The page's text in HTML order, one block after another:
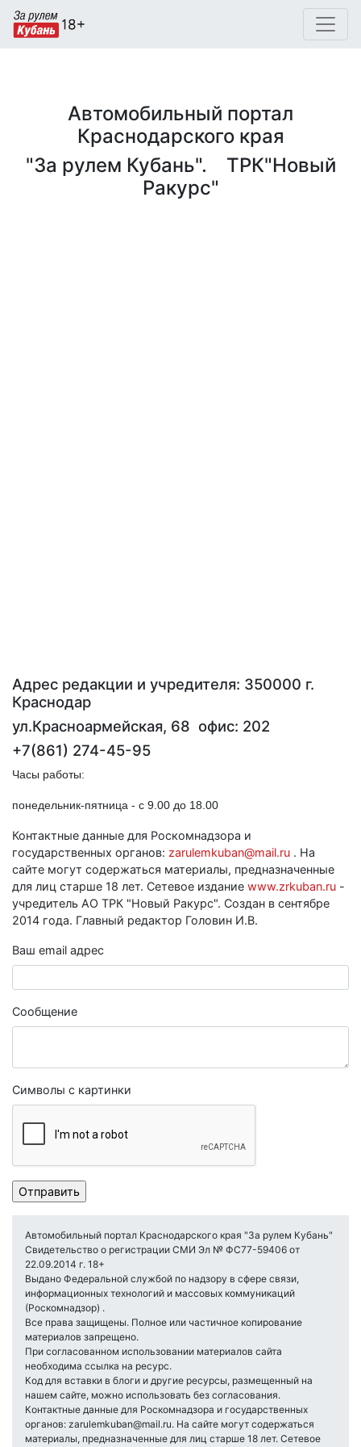
Автомобильный портал
Краснодарского края
"За рулем Кубань". ТРК"Новый
Ракурс"
Адрес редакции и учредителя: 350000 г.
Краснодар
ул.Красноармейская, 68 офис: 202
+7(861) 274-45-95
Часы работы:
понедельник-пятница - с 9.00 до 18.00
Контактные данные для Роскомнадзора и
государственных органов: zarulemkuban@mail.ru . На
сайте могут содержаться материалы, предназначенные
для лиц старше 18 лет. Сетевое издание www.zrkuban.ru -
учредитель АО ТРК "Новый Ракурс". Создан в сентябре
2014 года. Главный редактор Головин И.В.
Ваш email адрес
Сообщение
Символы с картинки
Автомобильный портал Краснодарского края "За рулем Кубань"
Свидетельство о регистрации СМИ Эл № ФС77-59406 от
22.09.2014 г. 18+
Выдано Федеральной службой по надзору в сфере связи,
информационных технологий и массовых коммуникаций
(Роскомнадзор) .
Все права защищены. Полное или частичное копирование
материалов запрещено.
При согласованном использовании материалов сайта
необходима ссылка на ресурс.
Код для вставки в блоги и другие ресурсы, размещенный на
нашем сайте, можно использовать без согласования.
Контактные данные для Роскомнадзора и государственных
органов: zarulemkuban@mail.ru. На сайте могут содержаться
материалы, предназначенные для лиц старше 18 лет. Сетевое